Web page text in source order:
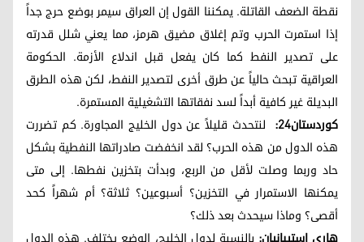
نقطة الضعف القاتلة. يمكننا القول إن العراق سيمر بوضع حرج جداً
إذا استمرت الحرب وتم إغلاق مضيق هرمز، مما يعني شلل قدرته
على تصدير النفط كما كان يفعل قبل اندلاع الأزمة. الحكومة
العراقية تبحث حالياً عن طرق أخرى لتصدير النفط، لكن هذه الطرق
البديلة غير كافية أبداً لسد نفقاتها التشغيلية المستمرة.
كوردستان24:
لنتحدث قليلاً عن دول الخليج المجاورة. كم تضررت
هذه الدول من هذه الحرب؟ لقد انخفضت صادراتها النفطية بشكل
حاد وربما وصلت لأقل من الربع، وبدأت بتخزين نفطها. إلى متى
يمكنها الاستمرار في التخزين؟ أسبوعين؟ ثلاثة؟ أم شهراً كحد
أقصى؟ وماذا سيحدث بعد ذلك؟